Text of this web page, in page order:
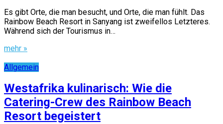
Es gibt Orte, die man besucht, und Orte, die man fühlt. Das
Rainbow Beach Resort in Sanyang ist zweifellos Letzteres.
Während sich der Tourismus in…
mehr »
Allgemein
Westafrika kulinarisch: Wie die
Catering-Crew des Rainbow Beach
Resort begeistert